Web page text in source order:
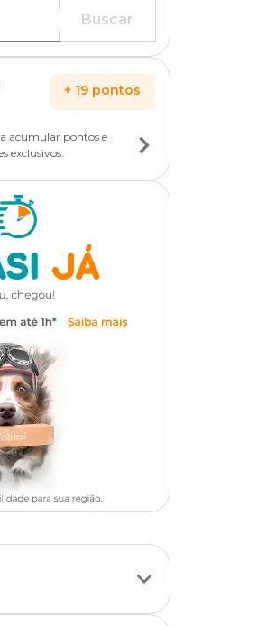
Buscar
+ 19 pontos
acumular pontos e
exclusivos.